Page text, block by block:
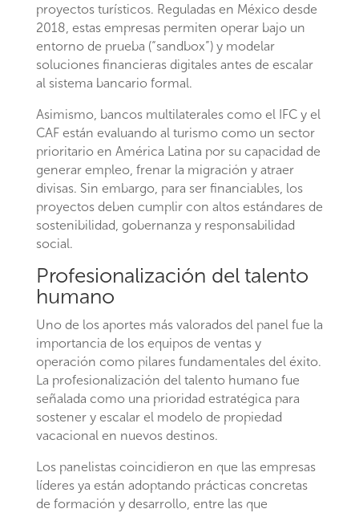
proyectos turísticos. Reguladas en México desde
2018, estas empresas permiten operar bajo un
entorno de prueba (“sandbox”) y modelar
soluciones financieras digitales antes de escalar
al sistema bancario formal.
Asimismo, bancos multilaterales como el IFC y el
CAF están evaluando al turismo como un sector
prioritario en América Latina por su capacidad de
generar empleo, frenar la migración y atraer
divisas. Sin embargo, para ser financiables, los
proyectos deben cumplir con altos estándares de
sostenibilidad, gobernanza y responsabilidad
social.
Profesionalización del talento
humano
Uno de los aportes más valorados del panel fue la
importancia de los equipos de ventas y
operación como pilares fundamentales del éxito.
La profesionalización del talento humano fue
señalada como una prioridad estratégica para
sostener y escalar el modelo de propiedad
vacacional en nuevos destinos.
Los panelistas coincidieron en que las empresas
líderes ya están adoptando prácticas concretas
de formación y desarrollo, entre las que